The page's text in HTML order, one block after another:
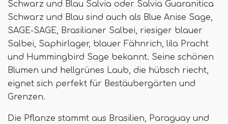
Schwarz und Blau Salvia oder Salvia Guaranitica
Schwarz und Blau sind auch als Blue Anise Sage,
SAGE-SAGE, Brasilianer Salbei, riesiger blauer
Salbei, Saphirlager, blauer Fähnrich, lila Pracht
und Hummingbird Sage bekannt. Seine schönen
Blumen und hellgrünes Laub, die hübsch riecht,
eignet sich perfekt für Bestäubergärten und
Grenzen.
Die Pflanze stammt aus Brasilien, Paraguay und